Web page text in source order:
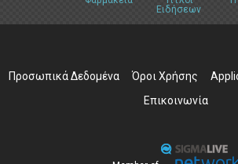
Ειδήσεων
Προσωπικά Δεδομένα Όροι Χρήσης
Επικοινωνία